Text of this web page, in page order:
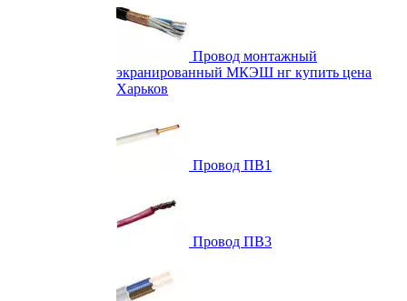
Провод монтажный
экранированный МКЭШ нг купить цена
Харьков
Провод ПВ1
Провод ПВ3